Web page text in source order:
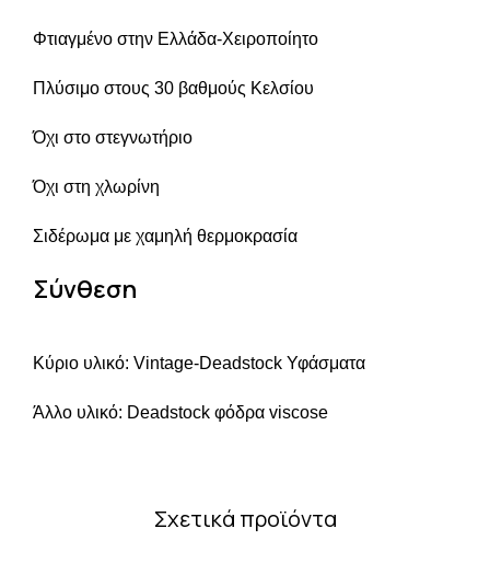
Φτιαγμένο στην Ελλάδα-Χειροποίητο
Πλύσιμο στους 30 βαθμούς Κελσίου
Όχι στο στεγνωτήριο
Όχι στη χλωρίνη
Σιδέρωμα με χαμηλή θερμοκρασία
Σύνθεση
Κύριο υλικό: Vintage-Deadstock Υφάσματα
Άλλο υλικό: Deadstock φόδρα viscose
Σχετικά προϊόντα